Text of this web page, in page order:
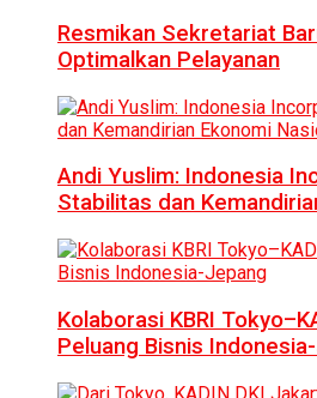
Resmikan Sekretariat
Optimalkan Pelayanan
Andi Yuslim: Indonesia
Stabilitas dan
Kolaborasi KBRI
Peluang Bisnis